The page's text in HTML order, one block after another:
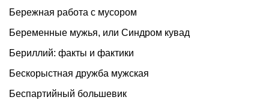
Бережная работа с мусором
Беременные мужья, или Синдром кувад
Бериллий: факты и фактики
Бескорыстная дружба мужская
Беспартийный большевик